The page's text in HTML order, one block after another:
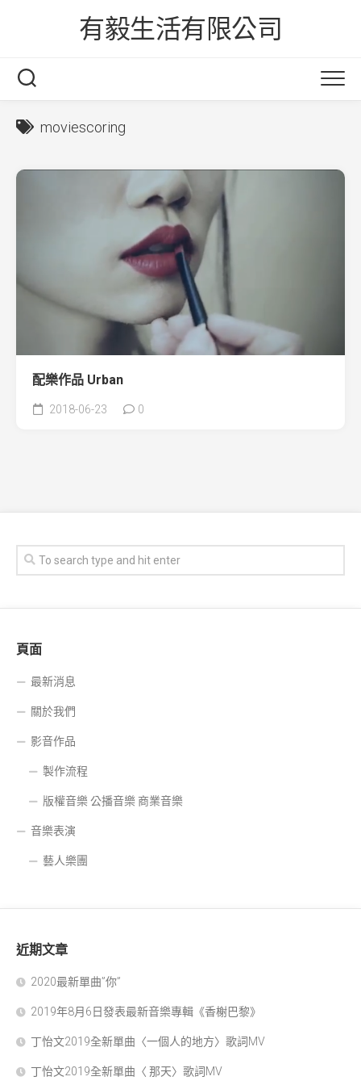
有毅生活有限公司
moviescoring
配樂作品 Urban
2018-06-23 0
頁面
最新消息
關於我們
影音作品
製作流程
版權音樂 公播音樂 商業音樂
音樂表演
藝人樂團
近期文章
2020最新單曲”你”
2019年8月6日發表最新音樂專輯《香榭巴黎》
丁怡文2019全新單曲〈一個人的地方〉歌詞MV
丁怡文2019全新單曲〈 那天〉歌詞MV